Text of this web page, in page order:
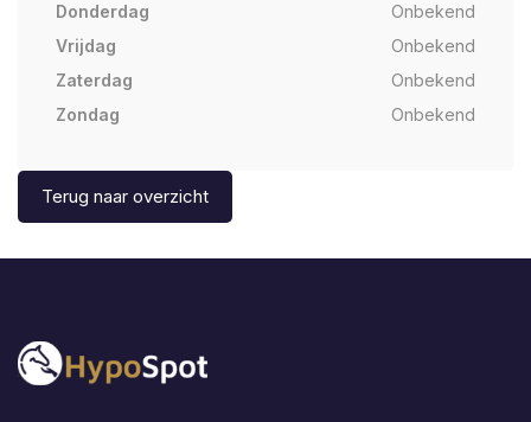
Donderdag
Onbekend
Vrijdag
Onbekend
Zaterdag
Onbekend
Zondag
Onbekend
Terug naar overzicht